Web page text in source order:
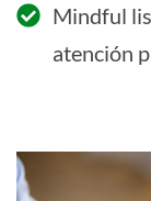
Mindful
atención